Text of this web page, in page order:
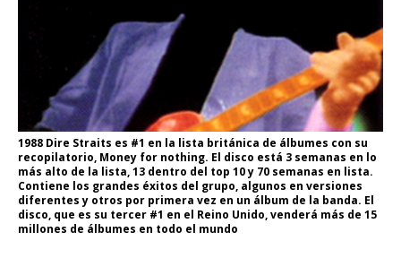
1988 Dire Straits es #1 en la lista británica de álbumes con su
recopilatorio, Money for nothing. El disco está 3 semanas en lo
más alto de la lista, 13 dentro del top 10 y 70 semanas en lista.
Contiene los grandes éxitos del grupo, algunos en versiones
diferentes y otros por primera vez en un álbum de la banda. El
disco, que es su tercer #1 en el Reino Unido, venderá más de 15
millones de álbumes en todo el mundo